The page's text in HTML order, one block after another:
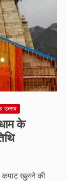
उत्सव
के
कपाट खुलने की